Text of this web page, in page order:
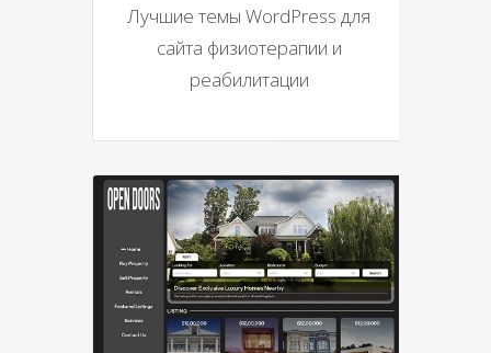
Лучшие темы WordPress для
сайта физиотерапии и
реабилитации